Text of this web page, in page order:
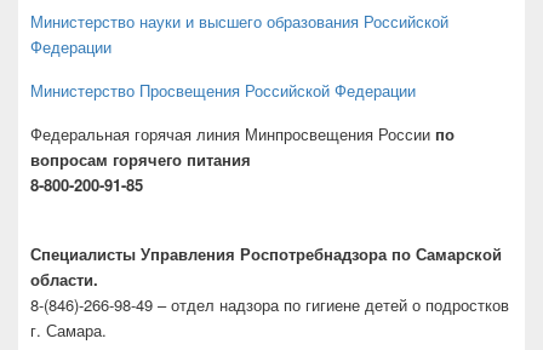
Министерство науки и высшего образования Российской
Федерации
Министерство Просвещения Российской Федерации
Федеральная горячая линия Минпросвещения России по
вопросам горячего питания
8-800-200-91-85
Специалисты Управления Роспотребнадзора по Самарской
области.
8-(846)-266-98-49 – отдел надзора по гигиене детей о подростков
г. Самара.